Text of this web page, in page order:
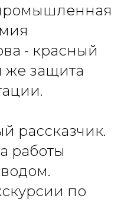
- красный
же зaщита
рассказчик.
работы
по